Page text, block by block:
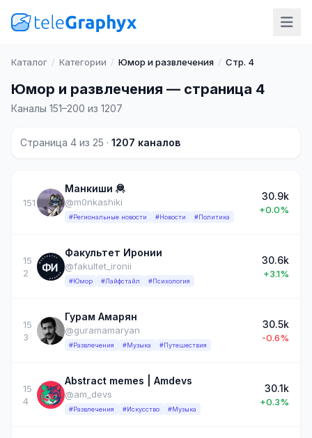
Каталог / Категории / Юмор и развлечения / Стр. 4
Юмор и развлечения — страница 4
Каналы 151–200 из 1207
Страница 4 из 25 · 1207 каналов
151
Манкиши 🦧
@m0nkashiki
#Региональные новости #Новости #Политика
30.9k
+0.0%
15
2
Факультет Иронии
@fakultet_ironii
#Юмор #Лайфстайл #Психология
30.6k
+3.1%
15
3
Гурам Амарян
@guramamaryan
#Развлечения #Музыка #Путешествия
30.5k
-0.6%
15
4
Abstract memes | Amdevs
@am_devs
#Развлечения #Искусство #Музыка
30.1k
+0.3%